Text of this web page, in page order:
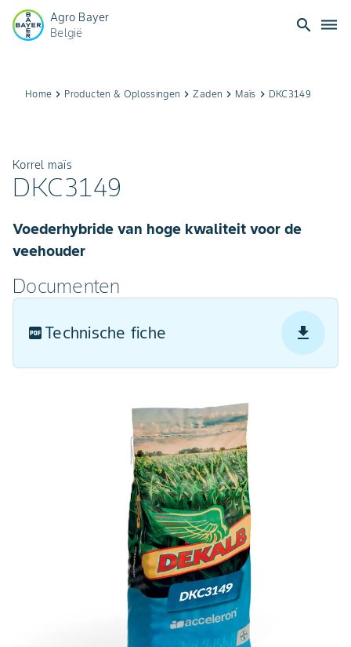
Agro Bayer
België
search dehaze
Home keyboard_arrow_right Producten & Oplossingen​ keyboard_arrow_rightZaden keyboard_arrow_right Maïs keyboard_arrow_right DKC3149
Korrel maïs
DKC3149
Voederhybride van hoge kwaliteit voor de
veehouder
Documenten
Technische fiche